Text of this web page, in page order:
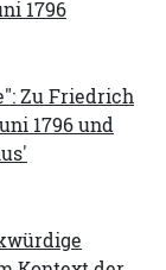
1796
Zu Friedrich
1796 und